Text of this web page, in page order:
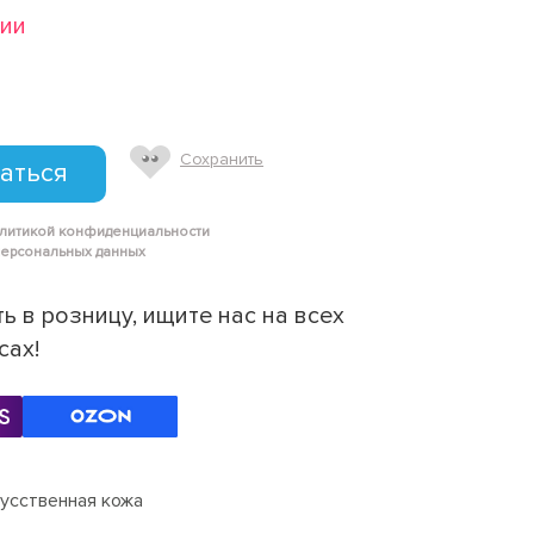
Сохранить
конфиденциальности
данных
в розницу, ищите нас на всех
кожа